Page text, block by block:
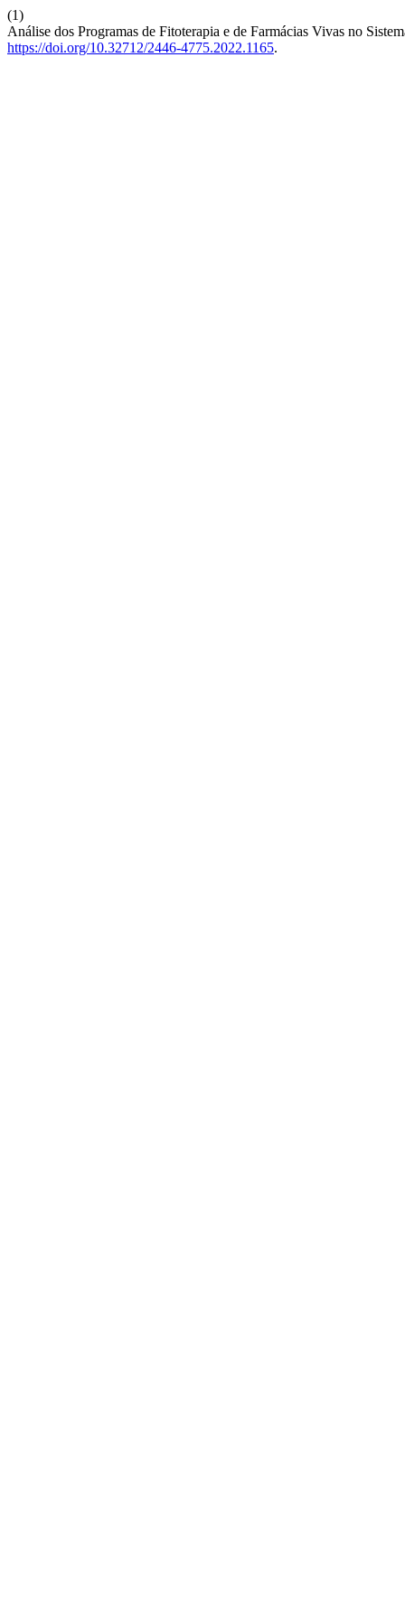
(1)
Análise dos Programas de Fitoterapia e de Farmácias Vivas no
https://doi.org/10.32712/2446-4775.2022.1165.